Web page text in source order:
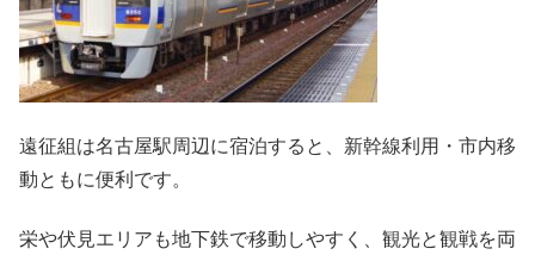
遠征組は名古屋駅周辺に宿泊すると、新幹線利用・市内移
動ともに便利です。
栄や伏見エリアも地下鉄で移動しやすく、観光と観戦を両